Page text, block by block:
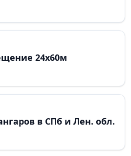
24х60м
в СПб и Лен. обл.